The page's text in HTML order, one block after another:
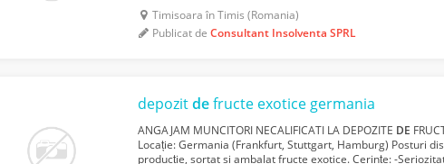
Timisoara în Timis (Romania)
Publicat deConsultant Insolventa SPRL
depozitdefructe exotice germania
ANGAJAM MUNCITORI NECALIFICATI LA DEPOZITE DE
Locație: Germania (Frankfurt, Stuttgart, Hamburg) Posturi
producție, sortat si ambalat fructe exotice. Cerințe: -